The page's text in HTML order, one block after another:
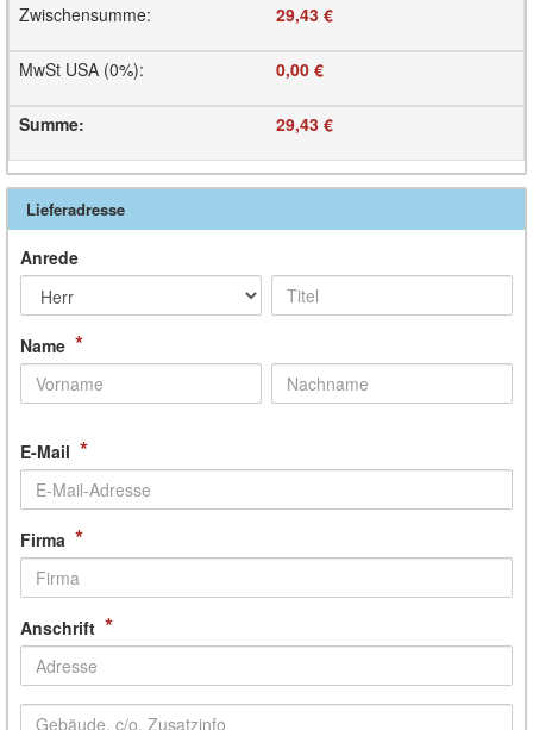
Zwischensumme: 29,43 €
MwSt USA (0%): 0,00 €
Summe: 29,43 €
Lieferadresse
Anrede
Name *
E-Mail *
Firma *
Anschrift *